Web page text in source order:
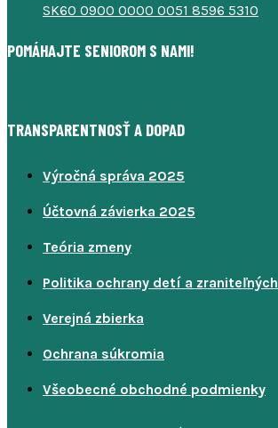
SK60 0900 0000 0051 8596 5310
POMÁHAJTE SENIOROM S NAMI!
TRANSPARENTNOSŤ A DOPAD
Výročná správa 2025
Účtovná závierka 2025
Teória zmeny
Politika ochrany detí a zraniteľných
Verejná zbierka
Ochrana súkromia
Všeobecné obchodné podmienky